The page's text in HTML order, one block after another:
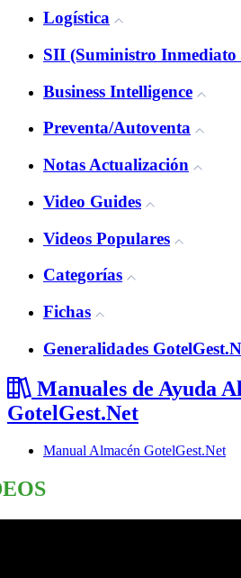
Logística
SII (Suministro
Business Intelligence
Preventa/Autoventa
Notas Actualización
Video Guides
Videos Populares
Categorías
Fichas
Generalidades
Manuales de Ayuda
GotelGest.Net
Manual Almacén GotelGest.Net